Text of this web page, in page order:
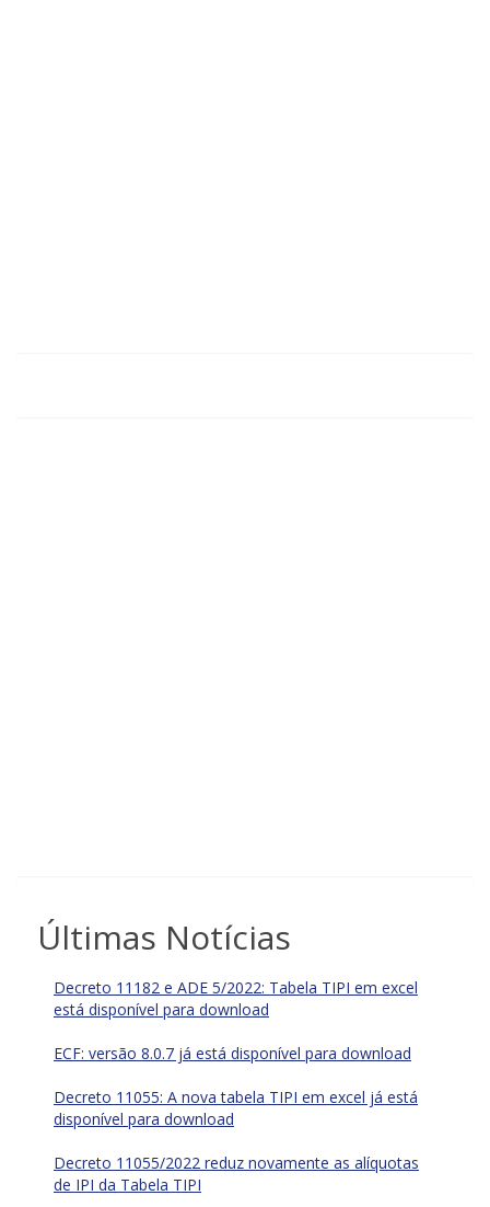
Últimas Notícias
Decreto 11182 e ADE 5/2022: Tabela TIPI em excel
está disponível para download
ECF: versão 8.0.7 já está disponível para download
Decreto 11055: A nova tabela TIPI em excel já está
disponível para download
Decreto 11055/2022 reduz novamente as alíquotas
de IPI da Tabela TIPI